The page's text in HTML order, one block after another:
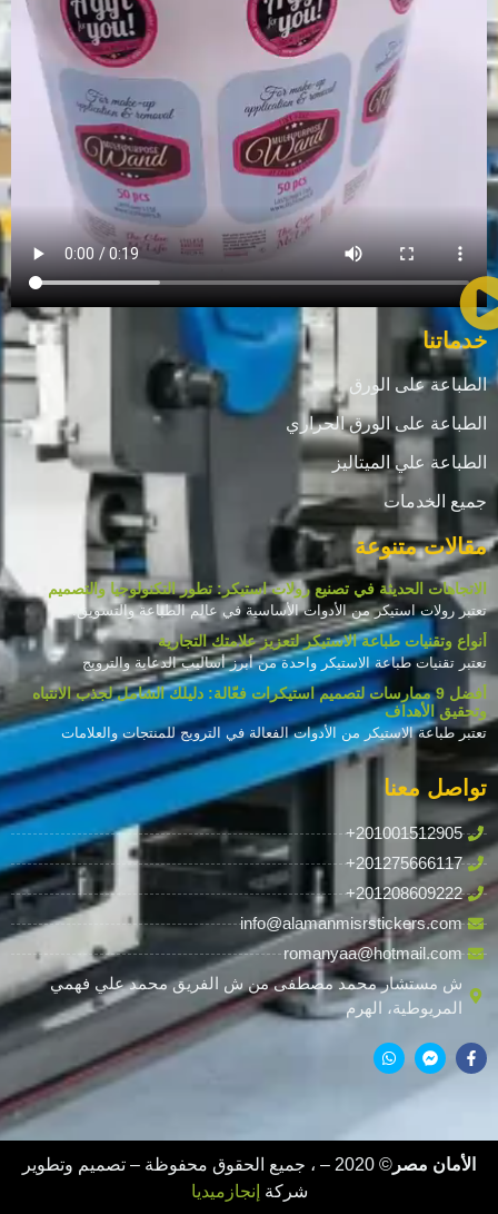
خدماتنا
الطباعة على الورق
الطباعة على الورق الحراري
الطباعة علي الميتاليز
جميع الخدمات
مقالات متنوعة
الاتجاهات الحديثة في تصنيع رولات استيكر: تطور التكنولوجيا والتصميم
تعتبر رولات استيكر من الأدوات الأساسية في عالم الطباعة والتسويق.
أنواع وتقنيات طباعة الاستيكر لتعزيز علامتك التجارية
تعتبر تقنيات طباعة الاستيكر واحدة من أبرز أساليب الدعاية والترويج
أفضل 9 ممارسات لتصميم استيكرات فعّالة: دليلك الشامل لجذب الانتباه
وتحقيق الأهداف
تعتبر طباعة الاستيكر من الأدوات الفعالة في الترويج للمنتجات والعلامات
تواصل معنا
+201001512905
+201275666117
+201208609222
info@alamanmisrstickers.com
romanyaa@hotmail.com
ش مستشار محمد مصطفى من ش الفريق محمد علي فهمي
المريوطية، الهرم
الأمان مصر © 2020 –
، جميع الحقوق محفوظة – تصميم وتطوير
شركة إنجازميديا